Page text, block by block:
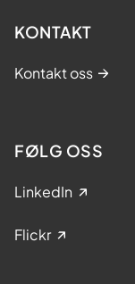
KONTAKT
Kontakt oss
FØLG OSS
LinkedIn
Flickr